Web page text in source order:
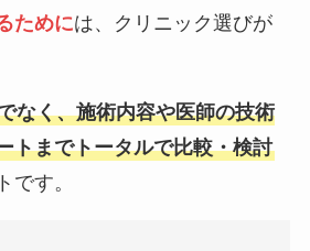
ためには、クリニック選びが
なく、施術内容や医師の技術
トまでトータルで比較・検討
です。